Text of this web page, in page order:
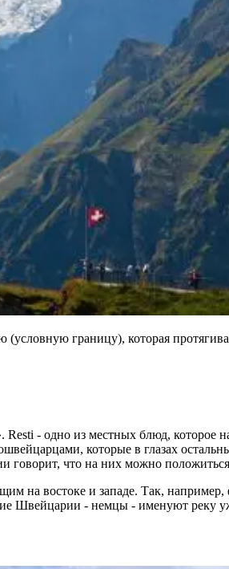
границу), которая
- одно из местных блюд, которое
которые в глазах
что на них можно
на востоке и западе. Так,
Швейцарии - немцы - именуют реку